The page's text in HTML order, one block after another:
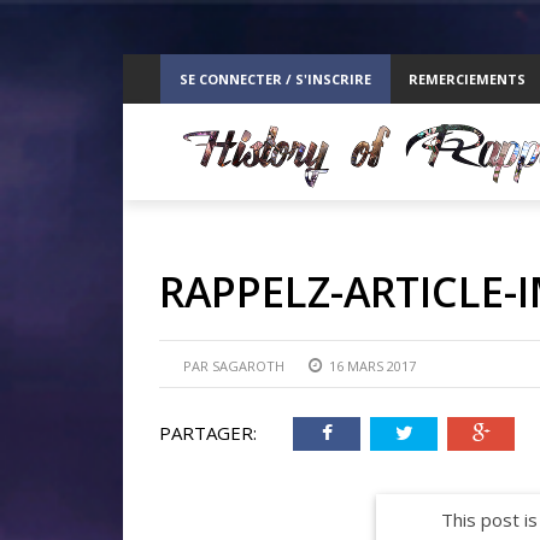
SE CONNECTER / S'INSCRIRE REMERCIEMENTS
RAPPELZ-ARTICLE-
PAR SAGAROTH 16 MARS 2017
PARTAGER:
This post